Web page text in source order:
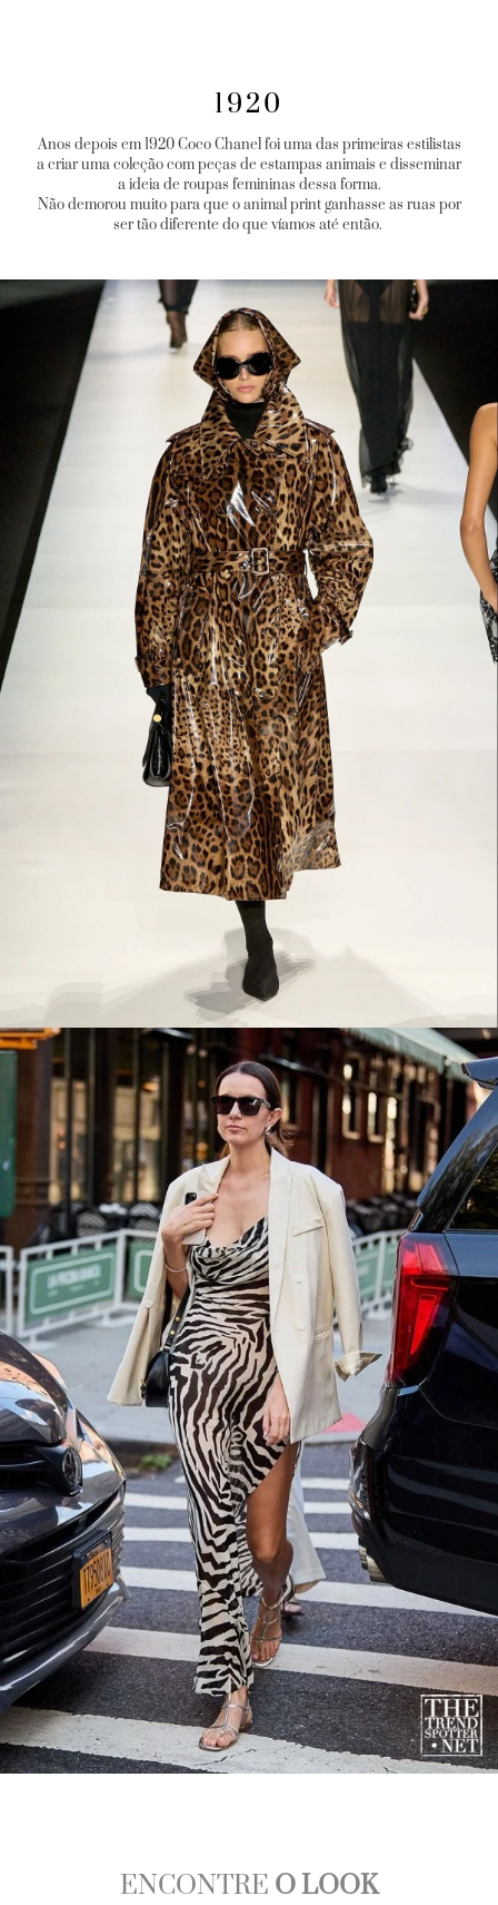
1920
Anos depois em 1920 Coco Chanel foi uma das primeiras estilistas
a criar uma coleção com peças de estampas animais e disseminar
a ideia de roupas femininas dessa forma.
Não demorou muito para que o animal print ganhasse as ruas por
ser tão diferente do que víamos até então.
ENCONTRE O LOOK